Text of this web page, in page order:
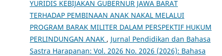
YURIDIS KEBIJAKAN GUBERNUR JAWA BARAT
TERHADAP PEMBINAAN ANAK NAKAL MELALUI
PROGRAM BARAK MILITER DALAM PERSPEKTIF HUKUM
PERLINDUNGAN ANAK , Jurnal Pendidikan dan Bahasa
Sastra Harapanan: Vol. 2026 No. 2026 (2026): Bahasa